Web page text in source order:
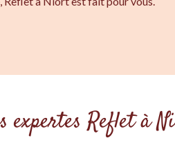
expertes Reflet à